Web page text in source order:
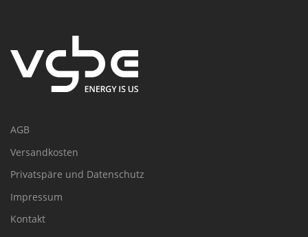
AGB
Versandkosten
Privatspäre und Datenschutz
Impressum
Kontakt